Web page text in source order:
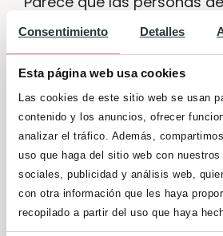
Consentimiento Detalles
Esta página web usa cookies
Las cookies de este sitio web se usan
contenido y los anuncios, ofrecer
analizar el tráfico. Además,
uso que haga del sitio web con nuestros
sociales, publicidad y análisis web,
con otra información que les haya
recopilado a partir del uso que haya
edad y los pequeños de la
cambio horario.Los recién
pueden mostrar
problemas para conciliar
durante unos días. Los
recomiendan ir
tomas diez minutos cada
para facilitar que la
acostumbrando. Si el